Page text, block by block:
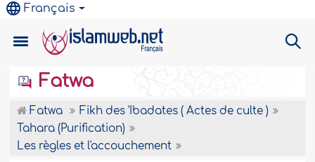
Français
Fatwa
Fatwa
Fikh des 'Ibadates ( Actes de culte )
Tahara (Purification)
Les règles et l'accouchement